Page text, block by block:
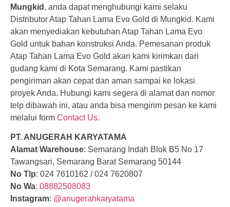
Mungkid , anda dapat menghubungi kami selaku
Distributor Atap Tahan Lama Evo Gold di Mungkid. Kami
akan menyediakan kebutuhan Atap Tahan Lama Evo
Gold untuk bahan konstruksi Anda. Pemesanan produk
Atap Tahan Lama Evo Gold akan kami kirimkan dari
gudang kami di Kota Semarang. Kami pastikan
pengiriman akan cepat dan aman sampai ke lokasi
proyek Anda. Hubungi kami segera di alamat dan nomor
telp dibawah ini, atau anda bisa mengirim pesan ke kami
melalui form Contact Us.
PT. ANUGERAH KARYATAMA
Alamat Warehouse: Semarang Indah Blok B5 No 17
Tawangsari, Semarang Barat Semarang 50144
No Tlp: 024 7610162 / 024 7620807
No Wa: 08882508083
Instagram: @anugerahkaryatama